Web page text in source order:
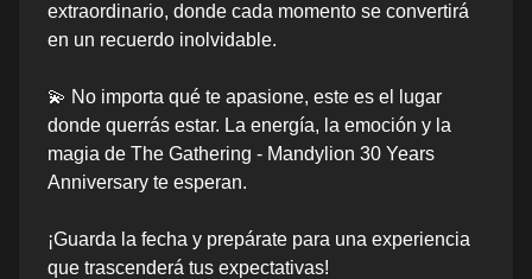
extraordinario, donde cada momento se convertirá
en un recuerdo inolvidable.
💫 No importa qué te apasione, este es el lugar
donde querrás estar. La energía, la emoción y la
magia de The Gathering - Mandylion 30 Years
Anniversary te esperan.
¡Guarda la fecha y prepárate para una experiencia
que trascenderá tus expectativas!